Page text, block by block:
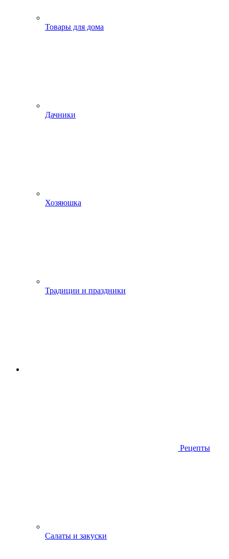
Товары для дома
Дачники
Хозяюшка
Традиции и праздники
Рецепты
Салаты и закуски